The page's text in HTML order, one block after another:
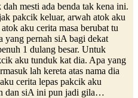
mesti ada benda tak kena ini.
pakcik keluar, arwah atok aku
aku cerita masa berubat tu
yang pernah siA bagi dekat
1 dulang besar. Untuk
aku tunduk kat dia. Apa yang
lah kereta atas nama dia
cerita lepas pakcik aku
dan siA ini pun jadi gila…